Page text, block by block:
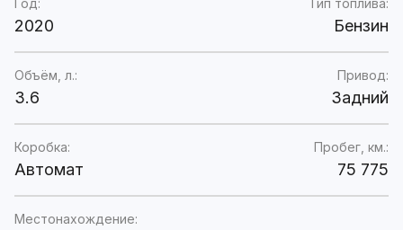
Год:
2020
Тип топлива:
Бензин
Объём, л.:
3.6
Привод:
Задний
Коробка:
Автомат
Пробег, км.:
75 775
Местонахождение: